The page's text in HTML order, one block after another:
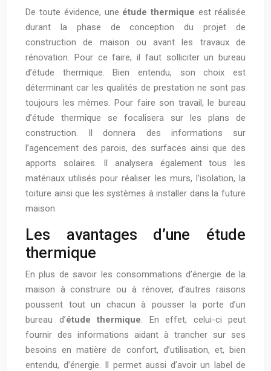
De toute évidence, une étude thermique est réalisée
durant la phase de conception du projet de
construction de maison ou avant les travaux de
rénovation. Pour ce faire, il faut solliciter un bureau
d’étude thermique. Bien entendu, son choix est
déterminant car les qualités de prestation ne sont pas
toujours les mêmes. Pour faire son travail, le bureau
d’étude thermique se focalisera sur les plans de
construction. Il donnera des informations sur
l’agencement des parois, des surfaces ainsi que des
apports solaires. Il analysera également tous les
matériaux utilisés pour réaliser les murs, l’isolation, la
toiture ainsi que les systèmes à installer dans la future
maison.
Les avantages d’une étude
thermique
En plus de savoir les consommations d’énergie de la
maison à construire ou à rénover, d’autres raisons
poussent tout un chacun à pousser la porte d’un
bureau d’étude thermique . En effet, celui-ci peut
fournir des informations aidant à trancher sur ses
besoins en matière de confort, d’utilisation, et, bien
entendu, d’énergie. Il permet aussi d’avoir un label de